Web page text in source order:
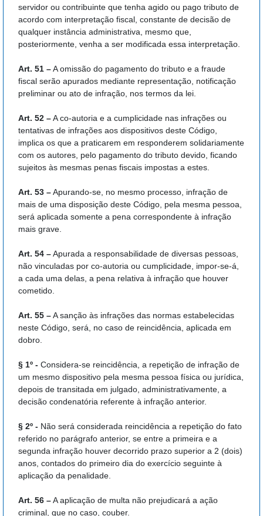
servidor ou contribuinte que tenha agido ou pago tributo de
acordo com interpretação fiscal, constante de decisão de
qualquer instância administrativa, mesmo que,
posteriormente, venha a ser modificada essa interpretação.
Art. 51 –A omissão do pagamento do tributo e a fraude
fiscal serão apurados mediante representação, notificação
preliminar ou ato de infração, nos termos da lei.
Art. 52 –A co-autoria e a cumplicidade nas infrações ou
tentativas de infrações aos dispositivos deste Código,
implica os que a praticarem em responderem solidariamente
com os autores, pelo pagamento do tributo devido, ficando
sujeitos às mesmas penas fiscais impostas a estes.
Art. 53 –Apurando-se, no mesmo processo, infração de
mais de uma disposição deste Código, pela mesma pessoa,
será aplicada somente a pena correspondente à infração
mais grave.
Art. 54 –Apurada a responsabilidade de diversas pessoas,
não vinculadas por co-autoria ou cumplicidade, impor-se-á,
a cada uma delas, a pena relativa à infração que houver
cometido.
Art. 55 –A sanção às infrações das normas estabelecidas
neste Código, será, no caso de reincidência, aplicada em
dobro.
§ 1º - Considera-se reincidência, a repetição de infração de
um mesmo dispositivo pela mesma pessoa física ou jurídica,
depois de transitada em julgado, administrativamente, a
decisão condenatória referente à infração anterior.
§ 2º - Não será considerada reincidência a repetição do fato
referido no parágrafo anterior, se entre a primeira e a
segunda infração houver decorrido prazo superior a 2 (dois)
anos, contados do primeiro dia do exercício seguinte à
aplicação da penalidade.
Art. 56 –A aplicação de multa não prejudicará a ação
criminal, que no caso, couber.